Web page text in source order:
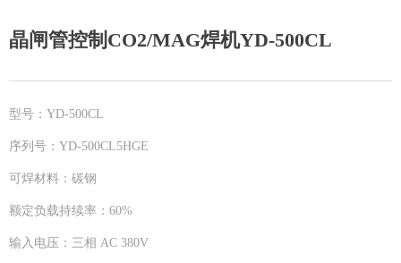
晶闸管控制CO2/MAG焊机YD-500CL
型号：YD-500CL
序列号：YD-500CL5HGE
可焊材料：碳钢
额定负载持续率：60%
输入电压：三相 AC 380V